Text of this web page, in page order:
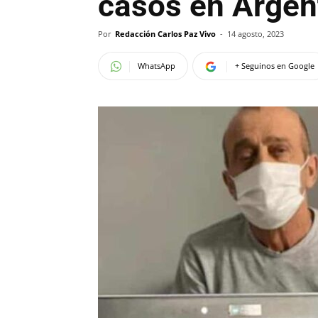
Por Redacción Carlos Paz Vivo - 14 agosto, 2023
WhatsApp + Seguinos en Google